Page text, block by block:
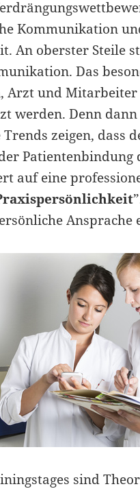
Kommunikation
An oberster Steile
Das
Arzt und Mitarbeiter
werden. Denn
zeigen, dass
Patientenbindung
auf eine
Ansprache
sind